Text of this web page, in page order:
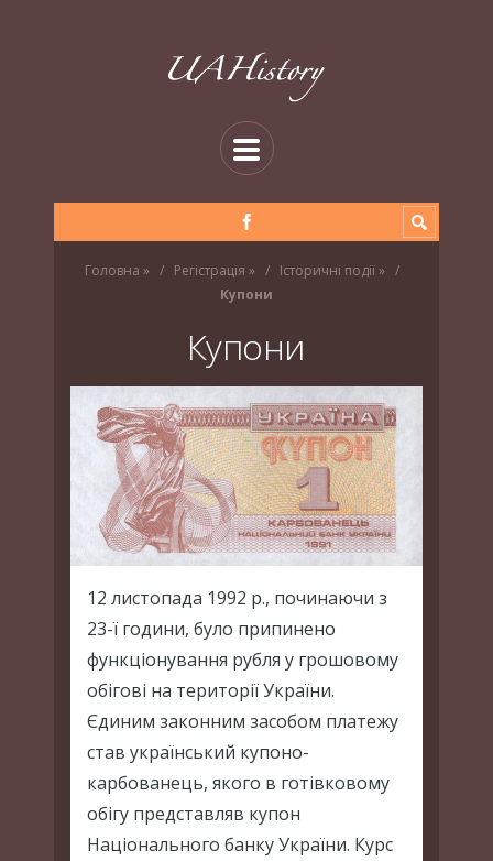
Головна » Регістрація » Історичні події»
Купони
Купони
12 листопада 1992 р., починаючи з
23-ї години, було припинено
функціонування рубля у грошовому
обігові на території України.
Єдиним законним засобом платежу
став український купоно-
карбованець, якого в готівковому
обігу представляв купон
Національного банку України. Курс